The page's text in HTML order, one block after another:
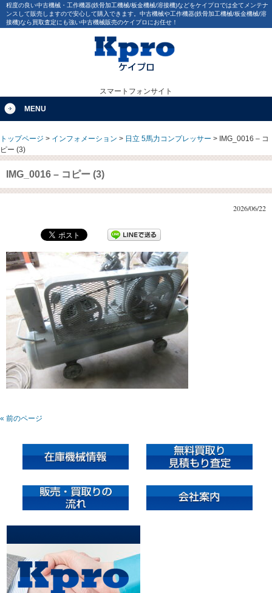
程度の良い中古機械・工作機器(鉄骨加工機械/板金機械/溶接機)などをケイプロでは全てメンテナ
ンスして販売しますので安心して購入できます。中古機械や工作機器(鉄骨加工機械/板金機械/溶
接機)なら買取査定にも強い中古機械販売のケイプロにお任せ！
スマートフォンサイト
MENU
トップページ > インフォメーション > 日立 5馬力コンプレッサー > IMG_0016 – コ
ピー (3)
IMG_0016 – コピー (3)
2026/06/22
« 前のページ